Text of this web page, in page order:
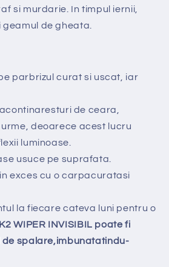
si murdarie. In timpul iernii,
de gheata.
parbrizul curat si uscat, iar
de ceara,
deoarece acest lucru
luminoase.
usuce pe suprafata.
exces cu o carpacuratasi
la fiecare cateva luni pentru o
K2 WIPER INVISIBIL poate fi
spalare,imbunatatindu-